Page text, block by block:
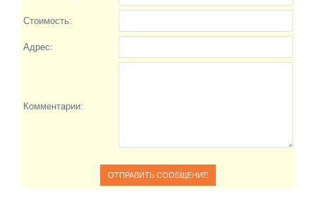
Стоимость:
Адрес:
Комментарии: